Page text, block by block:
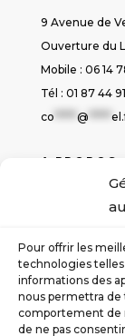
Pour offrir les
technologies
informations des
nous permettra de
comportement de
de ne pas
9 Avenue de
Ouverture du
Mobile : 06 14
Tél : 01 87 44
co ***** @ *****
A PROPOS
Contact
SUIVEZ-